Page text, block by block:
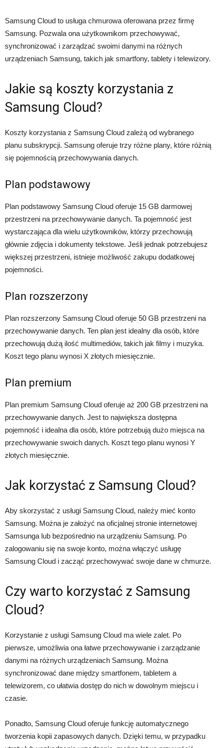
Samsung Cloud to usługa chmurowa oferowana przez firmę
Samsung. Pozwala ona użytkownikom przechowywać,
synchronizować i zarządzać swoimi danymi na różnych
urządzeniach Samsung, takich jak smartfony, tablety i telewizory.
Jakie są koszty korzystania z
Samsung Cloud?
Koszty korzystania z Samsung Cloud zależą od wybranego
planu subskrypcji. Samsung oferuje trzy różne plany, które różnią
się pojemnością przechowywania danych.
Plan podstawowy
Plan podstawowy Samsung Cloud oferuje 15 GB darmowej
przestrzeni na przechowywanie danych. Ta pojemność jest
wystarczająca dla wielu użytkowników, którzy przechowują
głównie zdjęcia i dokumenty tekstowe. Jeśli jednak potrzebujesz
większej przestrzeni, istnieje możliwość zakupu dodatkowej
pojemności.
Plan rozszerzony
Plan rozszerzony Samsung Cloud oferuje 50 GB przestrzeni na
przechowywanie danych. Ten plan jest idealny dla osób, które
przechowują dużą ilość multimediów, takich jak filmy i muzyka.
Koszt tego planu wynosi X złotych miesięcznie.
Plan premium
Plan premium Samsung Cloud oferuje aż 200 GB przestrzeni na
przechowywanie danych. Jest to największa dostępna
pojemność i idealna dla osób, które potrzebują dużo miejsca na
przechowywanie swoich danych. Koszt tego planu wynosi Y
złotych miesięcznie.
Jak korzystać z Samsung Cloud?
Aby skorzystać z usługi Samsung Cloud, należy mieć konto
Samsung. Można je założyć na oficjalnej stronie internetowej
Samsunga lub bezpośrednio na urządzeniu Samsung. Po
zalogowaniu się na swoje konto, można włączyć usługę
Samsung Cloud i zacząć przechowywać swoje dane w chmurze.
Czy warto korzystać z Samsung
Cloud?
Korzystanie z usługi Samsung Cloud ma wiele zalet. Po
pierwsze, umożliwia ona łatwe przechowywanie i zarządzanie
danymi na różnych urządzeniach Samsung. Można
synchronizować dane między smartfonem, tabletem a
telewizorem, co ułatwia dostęp do nich w dowolnym miejscu i
czasie.
Ponadto, Samsung Cloud oferuje funkcję automatycznego
tworzenia kopii zapasowych danych. Dzięki temu, w przypadku